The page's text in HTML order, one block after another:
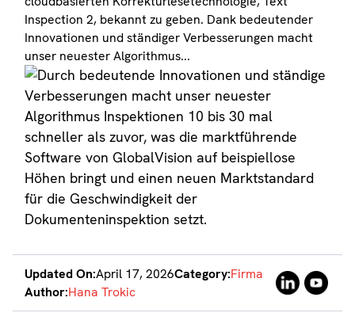
Inspection 2, bekannt zu geben. Dank bedeutender
Innovationen und ständiger Verbesserungen macht
unser neuester Algorithmus...
Updated On:April 17, 2026Category:Firma
Author:Hana Trokic